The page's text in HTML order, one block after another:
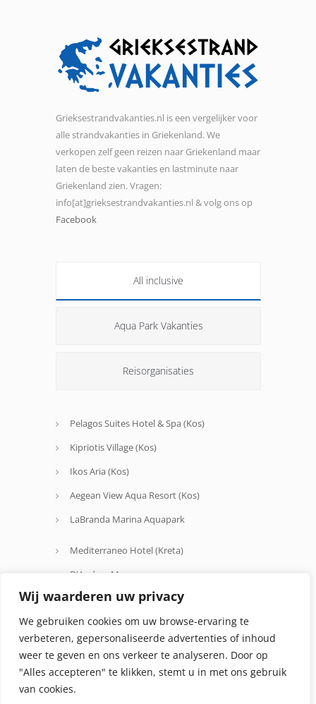
Wij waarderen uw privacy
We gebruiken cookies om uw browse-ervaring te
verbeteren, gepersonaliseerde advertenties of inhoud
weer te geven en ons verkeer te analyseren. Door op
"Alles accepteren" te klikken, stemt u in met ons gebruik
van cookies.
Grieksestrandvakanties.nl is een vergelijker voor
alle strandvakanties in Griekenland. We
verkopen zelf geen reizen naar Griekenland maar
laten de beste vakanties en lastminute naar
Griekenland zien. Vragen:
info[at]grieksestrandvakanties.nl & volg ons op
Facebook
All inclusive
Aqua Park Vakanties
Reisorganisaties
Pelagos Suites Hotel & Spa (Kos)
Kipriotis Village (Kos)
Ikos Aria (Kos)
Aegean View Aqua Resort (Kos)
LaBranda Marina Aquapark
Mediterraneo Hotel (Kreta)
D'Andrea Mare
Avra Beach
Oceanis Hotel